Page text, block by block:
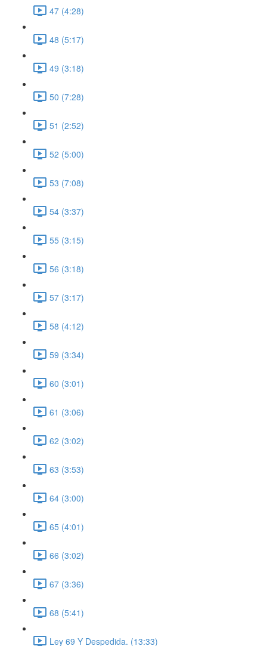
47 (4:28)
48 (5:17)
49 (3:18)
50 (7:28)
51 (2:52)
52 (5:00)
53 (7:08)
54 (3:37)
55 (3:15)
56 (3:18)
57 (3:17)
58 (4:12)
59 (3:34)
60 (3:01)
61 (3:06)
62 (3:02)
63 (3:53)
64 (3:00)
65 (4:01)
66 (3:02)
67 (3:36)
68 (5:41)
Ley 69 Y Despedida. (13:33)